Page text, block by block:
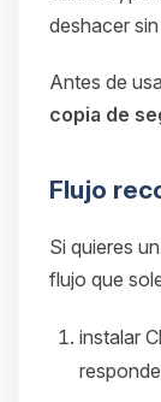
deshacer
Antes de
copia de
Flujo
Si quieres
flujo que
instalar
responde